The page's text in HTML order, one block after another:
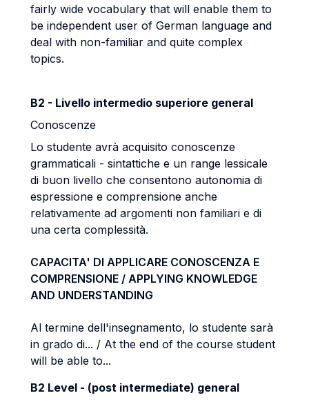
fairly wide vocabulary that will enable them to
be independent user of German language and
deal with non-familiar and quite complex
topics.
B2 - Livello intermedio superiore general
Conoscenze
Lo studente avrà acquisito conoscenze
grammaticali - sintattiche e un range lessicale
di buon livello che consentono autonomia di
espressione e comprensione anche
relativamente ad argomenti non familiari e di
una certa complessità.
CAPACITA' DI APPLICARE CONOSCENZA E
COMPRENSIONE / APPLYING KNOWLEDGE
AND UNDERSTANDING
Al termine dell'insegnamento, lo studente sarà
in grado di... / At the end of the course student
will be able to...
B2 Level - (post intermediate) general